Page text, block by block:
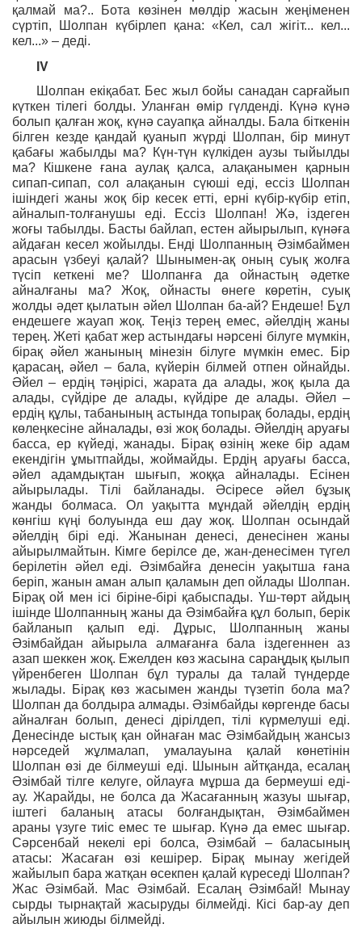
қалмай ма?.. Бота көзінен мөлдір жасын жеңіменен
сүртіп, Шолпан күбірлеп қана: «Кел, сал жігіт... кел...
кел...» – деді.
ІV
Шолпан екіқабат. Бес жыл бойы санадан сарғайып
күткен тілегі болды. Уланған өмір гүлденді. Күнә күнә
болып қалған жоқ, күнә сауапқа айналды. Бала біткенін
білген кезде қандай қуанып жүрді Шолпан, бір минут
қабағы жабылды ма? Күн-түн күлкіден аузы тыйылды
ма? Кішкене ғана аулақ қалса, алақанымен қарнын
сипап-сипап, сол алақанын сүюші еді, ессіз Шолпан
ішіндегі жаны жоқ бір кесек етті, ерні күбір-күбір етіп,
айналып-толғанушы еді. Ессіз Шолпан! Жә, іздеген
жоғы табылды. Басты байлап, естен айырылып, күнәға
айдаған кесел жойылды. Енді Шолпанның Әзімбаймен
арасын үзбеуі қалай? Шынымен-ақ оның суық жолға
түсіп кеткені ме? Шолпанға да ойнастың әдетке
айналғаны ма? Жоқ, ойнасты өнеге көретін, суық
жолды әдет қылатын әйел Шолпан ба-ай? Ендеше! Бұл
ендешеге жауап жоқ. Теңіз терең емес, әйелдің жаны
терең. Жеті қабат жер астындағы нәрсені білуге мүмкін,
бірақ әйел жанының мінезін білуге мүмкін емес. Бір
қарасаң, әйел – бала, күйерін білмей отпен ойнайды.
Әйел – ердің тәңірісі, жарата да алады, жоқ қыла да
алады, сүйдіре де алады, күйдіре де алады. Әйел –
ердің құлы, табанының астында топырақ болады, ердің
көлеңкесіне айналады, өзі жоқ болады. Әйелдің аруағы
басса, ер күйеді, жанады. Бірақ өзінің жеке бір адам
екендігін ұмытпайды, жоймайды. Ердің аруағы басса,
әйел адамдықтан шығып, жоққа айналады. Есінен
айырылады. Тілі байланады. Әсіресе әйел бұзық
жанды болмаса. Ол уақытта мұндай әйелдің ердің
көнгіш күңі болуында еш дау жоқ. Шолпан осындай
әйелдің бірі еді. Жанынан денесі, денесінен жаны
айырылмайтын. Кімге берілсе де, жан-денесімен түгел
берілетін әйел еді. Әзімбайға денесін уақытша ғана
беріп, жанын аман алып қаламын деп ойлады Шолпан.
Бірақ ой мен ісі біріне-бірі қабыспады. Үш-төрт айдың
ішінде Шолпанның жаны да Әзімбайға құл болып, берік
байланып қалып еді. Дұрыс, Шолпанның жаны
Әзімбайдан айырыла алмағанға бала іздегеннен аз
азап шеккен жоқ. Ежелден көз жасына сараңдық қылып
үйренбеген Шолпан бұл туралы да талай түндерде
жылады. Бірақ көз жасымен жанды түзетіп бола ма?
Шолпан да болдыра алмады. Әзімбайды көргенде басы
айналған болып, денесі дірілдеп, тілі күрмелуші еді.
Денесінде ыстық қан ойнаған мас Әзімбайдың жансыз
нәрседей жұлмалап, умалауына қалай көнетінін
Шолпан өзі де білмеуші еді. Шынын айтқанда, есалаң
Әзімбай тілге келуге, ойлауға мұрша да бермеуші еді-
ау. Жарайды, не болса да Жасағанның жазуы шығар,
іштегі баланың атасы болғандықтан, Әзімбаймен
араны үзуге тиіс емес те шығар. Күнә да емес шығар.
Сәрсенбай некелі ері болса, Әзімбай – баласының
атасы: Жасаған өзі кешірер. Бірақ мынау жегідей
жайылып бара жатқан өсекпен қалай күреседі Шолпан?
Жас Әзімбай. Мас Әзімбай. Есалаң Әзімбай! Мынау
сырды тырнақтай жасыруды білмейді. Кісі бар-ау деп
айылын жиюды білмейді.